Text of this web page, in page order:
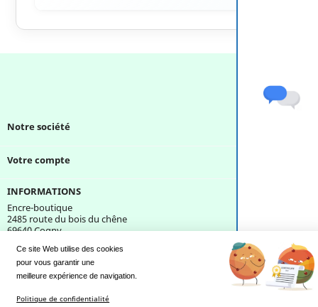
Ce site Web utilise des cookies
pour vous garantir une
meilleure expérience de navigation.
Politique de confidentialité
Une question ?
Notre société
Votre compte
INFORMATIONS
Encre-boutique
2485 route du bois du chêne
69640 Cogny